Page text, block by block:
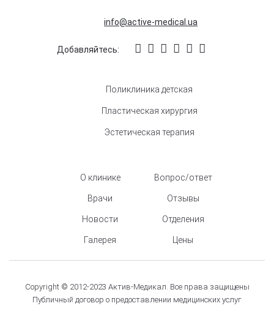
info@active-medical.ua
Добавляйтесь:
Поликлиника детская
Пластическая хирургия
Эстетическая терапия
О клинике
Врачи
Новости
Галерея
Вопрос/ответ
Отзывы
Отделения
Цены
Copyright © 2012-2023 Актив-Медикал. Все права защищены
Публичный договор о предоставлении медицинских услуг